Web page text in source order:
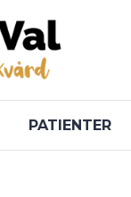
PATIENTER